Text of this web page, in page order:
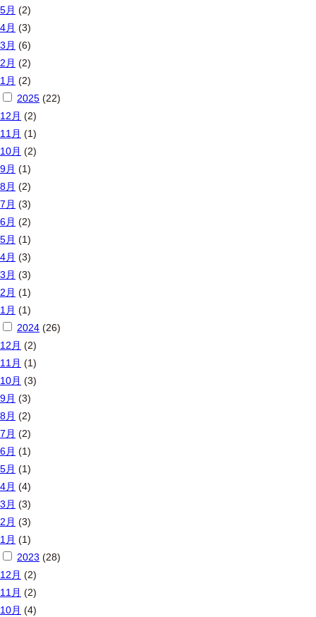
5月 (2)
4月 (3)
3月 (6)
2月 (2)
1月 (2)
2025 (22)
12月 (2)
11月 (1)
10月 (2)
9月 (1)
8月 (2)
7月 (3)
6月 (2)
5月 (1)
4月 (3)
3月 (3)
2月 (1)
1月 (1)
2024 (26)
12月 (2)
11月 (1)
10月 (3)
9月 (3)
8月 (2)
7月 (2)
6月 (1)
5月 (1)
4月 (4)
3月 (3)
2月 (3)
1月 (1)
2023 (28)
12月 (2)
11月 (2)
10月 (4)